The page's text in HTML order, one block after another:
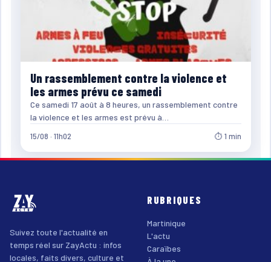
Un rassemblement contre la violence et
les armes prévu ce samedi
Ce samedi 17 août à 8 heures, un rassemblement contre
la violence et les armes est prévu à…
15/08 · 11h02 ⏱ 1 min
Suivez toute l'actualité en
temps réel sur ZayActu : infos
locales, faits divers, culture et
RUBRIQUES
Martinique
L'actu
Caraïbes